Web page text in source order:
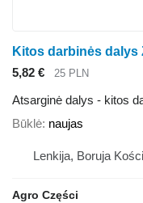
5,82 € 25 PLN
Atsarginė dalys - kitos
Būklė naujas
Lenkija, Boruja
Agro Części